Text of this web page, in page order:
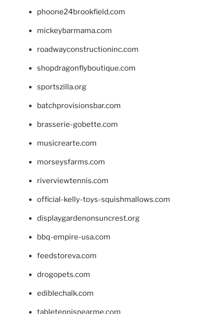
phoone24brookfield.com
mickeybarmama.com
roadwayconstructioninc.com
shopdragonflyboutique.com
sportszilla.org
batchprovisionsbar.com
brasserie-gobette.com
musicrearte.com
morseysfarms.com
riverviewtennis.com
official-kelly-toys-squishmallows.com
displaygardenonsuncrest.org
bbq-empire-usa.com
feedstoreva.com
drogopets.com
ediblechalk.com
tabletennisnearme.com